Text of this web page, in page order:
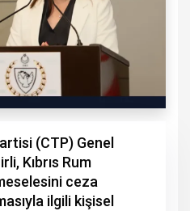
(CTP) Genel
Kıbrıs Rum
ceza
ilgili kişisel